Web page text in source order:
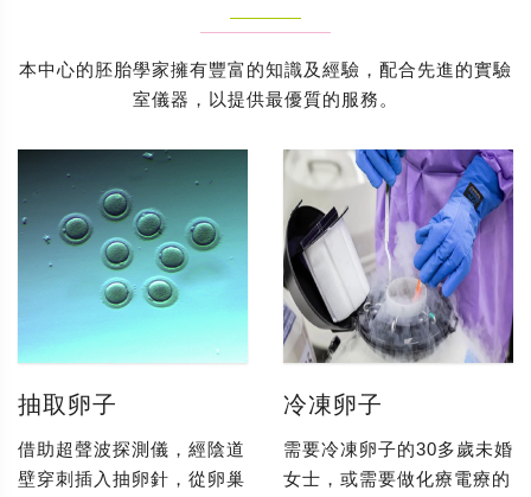
本中心的胚胎學家擁有豐富的知識及經驗，配合先進的實驗
室儀器，以提供最優質的服務。
抽取卵子
借助超聲波探測儀，經陰道
壁穿刺插入抽卵針，從卵巢
冷凍卵子
需要冷凍卵子的30多歲未婚
女士，或需要做化療電療的